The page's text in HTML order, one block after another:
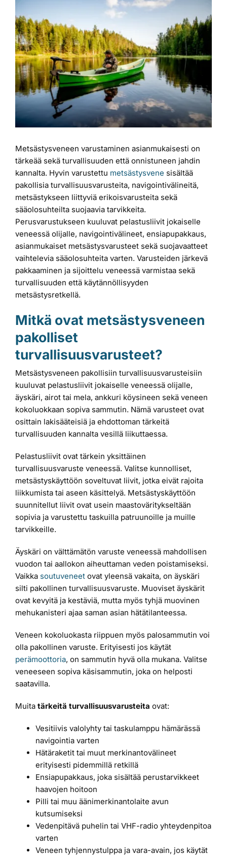
Laiturit
Valmistajat
Rahoitus
Asiakaskokemuksia
kuvaa
isompana
Metsästysveneen varustaminen asianmukaisesti on
tärkeää sekä turvallisuuden että onnistuneen jahdin
kannalta. Hyvin varustettu metsästysvene sisältää
pakollisia turvallisuusvarusteita, navigointivälineitä,
metsästykseen liittyviä erikoisvarusteita sekä
sääolosuhteilta suojaavia tarvikkeita.
Perusvarustukseen kuuluvat pelastusliivit jokaiselle
veneessä olijalle, navigointivälineet, ensiapupakkaus,
asianmukaiset metsästysvarusteet sekä suojavaatteet
vaihtelevia sääolosuhteita varten. Varusteiden järkevä
pakkaaminen ja sijoittelu veneessä varmistaa sekä
turvallisuuden että käytännöllisyyden
metsästysretkellä.
Mitkä ovat metsästysveneen
pakolliset
turvallisuusvarusteet?
Metsästysveneen pakollisiin turvallisuusvarusteisiin
kuuluvat pelastusliivit jokaiselle veneessä olijalle,
äyskäri, airot tai mela, ankkuri köysineen sekä veneen
kokoluokkaan sopiva sammutin. Nämä varusteet ovat
osittain lakisääteisiä ja ehdottoman tärkeitä
turvallisuuden kannalta vesillä liikuttaessa.
Pelastusliivit ovat tärkein yksittäinen
turvallisuusvaruste veneessä. Valitse kunnolliset,
metsästyskäyttöön soveltuvat liivit, jotka eivät rajoita
liikkumista tai aseen käsittelyä. Metsästyskäyttöön
suunnitellut liivit ovat usein maastoväritykseltään
sopivia ja varustettu taskuilla patruunoille ja muille
tarvikkeille.
Äyskäri on välttämätön varuste veneessä mahdollisen
vuodon tai aallokon aiheuttaman veden poistamiseksi.
Vaikka soutuveneet ovat yleensä vakaita, on äyskäri
silti pakollinen turvallisuusvaruste. Muoviset äyskärit
ovat kevyitä ja kestäviä, mutta myös tyhjä muovinen
mehukanisteri ajaa saman asian hätätilanteessa.
Veneen kokoluokasta riippuen myös palosammutin voi
olla pakollinen varuste. Erityisesti jos käytät
perämoottoria, on sammutin hyvä olla mukana. Valitse
veneeseen sopiva käsisammutin, joka on helposti
saatavilla.
Muita tärkeitä turvallisuusvarusteita ovat:
Vesitiivis valolyhty tai taskulamppu hämärässä
navigointia varten
Hätäraketit tai muut merkinantovälineet
erityisesti pidemmillä retkillä
Ensiapupakkaus, joka sisältää perustarvikkeet
haavojen hoitoon
Pilli tai muu äänimerkinantolaite avun
kutsumiseksi
Vedenpitävä puhelin tai VHF-radio yhteydenpitoa
varten
Veneen tyhjennystulppa ja vara-avain, jos käytät